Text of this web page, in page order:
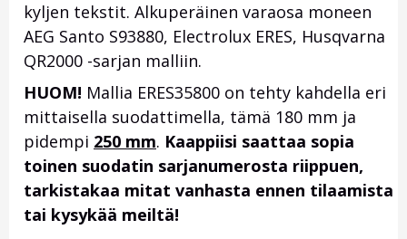
kyljen tekstit. Alkuperäinen varaosa moneen
AEG Santo S93880, Electrolux ERES, Husqvarna
QR2000 -sarjan malliin.
HUOM! Mallia ERES35800 on tehty kahdella eri
mittaisella suodattimella, tämä 180 mm ja
pidempi 250 mm. Kaappiisi saattaa sopia
toinen suodatin sarjanumerosta riippuen,
tarkistakaa mitat vanhasta ennen tilaamista
tai kysykää meiltä!